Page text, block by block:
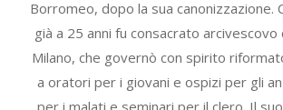
Borromeo, dopo la sua canonizzazione.
già a 25 anni fu consacrato arcivescovo
Milano, che governò con spirito
a oratori per i giovani e ospizi per gli
per i malati e seminari per il clero. Il